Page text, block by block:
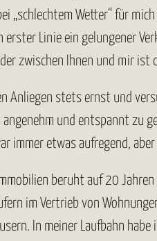
„schlechtem Wetter“ für
Linie ein gelungener
zwischen Ihnen und mir ist
Anliegen stets ernst und
und entspannt zu
immer etwas aufregend,
beruht auf 20
im Vertrieb von
In meiner Laufbahn